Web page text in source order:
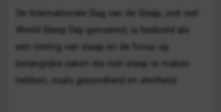
De Internationale Dag van de Slaap, ook wel
World Sleep Day genoemd, is bedoeld als
een viering van slaap en de focus op
belangrijke zaken die met slaap te maken
hebben, zoals gezondheid en alertheid.